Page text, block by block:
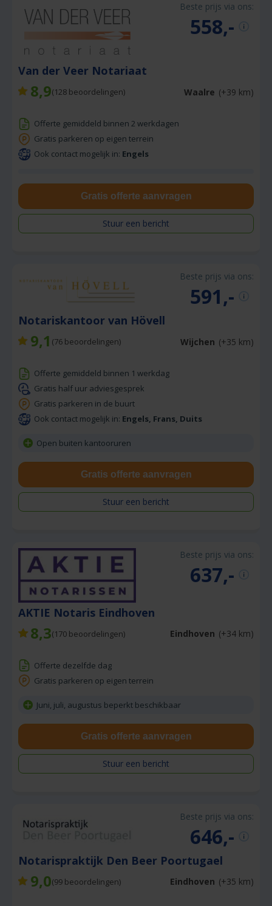
Beste prijs via ons:
558,-
Van der Veer Notariaat
8,9(128 beoordelingen) Waalre (+39 km)
Offerte gemiddeld binnen 2 werkdagen
Gratis parkeren op eigen terrein
Ook contact mogelijk in: Engels
Gratis offerte aanvragen
Stuur een bericht
Beste prijs via ons:
591,-
Notariskantoor van Hövell
9,1 (76 beoordelingen) Wijchen (+35 km)
Offerte gemiddeld binnen 1 werkdag
Gratis half uur adviesgesprek
Gratis parkeren in de buurt
Ook contact mogelijk in: Engels, Frans, Duits
Open buiten kantooruren
Gratis offerte aanvragen
Stuur een bericht
Beste prijs via ons:
637,-
AKTIE Notaris Eindhoven
8,3(170 beoordelingen) Eindhoven (+34 km)
Offerte dezelfde dag
Gratis parkeren op eigen terrein
Juni, juli, augustus beperkt beschikbaar
Gratis offerte aanvragen
Stuur een bericht
Beste prijs via ons:
646,-
Notarispraktijk Den Beer Poortugael
9,0(99 beoordelingen) Eindhoven (+35 km)